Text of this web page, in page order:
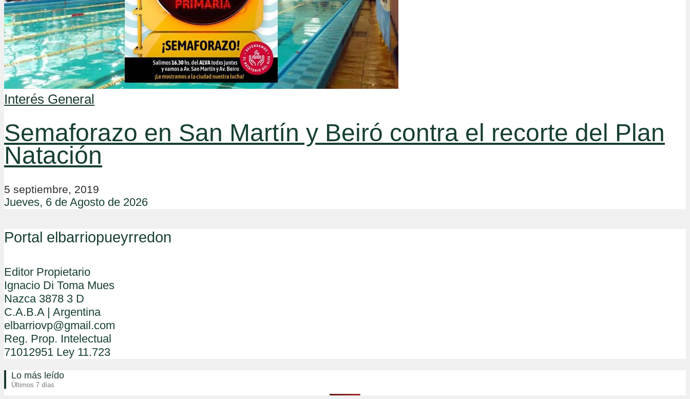
Interés General
Semaforazo en San Martín y Beiró contra el recorte del Plan
Natación
5 septiembre, 2019
Jueves, 6 de Agosto de 2026
Portal elbarriopueyrredon
Editor Propietario
Ignacio Di Toma Mues
Nazca 3878 3 D
C.A.B.A | Argentina
elbarriovp@gmail.com
Reg. Prop. Intelectual
71012951 Ley 11.723
Lo más leído
Últimos 7 días